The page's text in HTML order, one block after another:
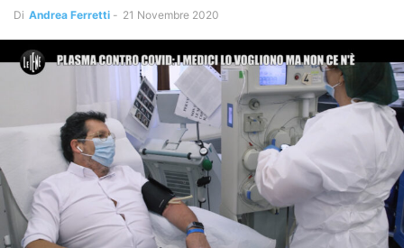
Di Andrea Ferretti - 21 Novembre 2020